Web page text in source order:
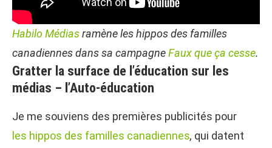
Habilo Médiasramène les hippos des familles
canadiennes dans sa campagneFaux que ça cesse.
Gratter la surface de l’éducation sur les
médias – l’Auto-éducation
Je me souviens des premières publicités pour
les hippos des familles canadiennes, qui datent